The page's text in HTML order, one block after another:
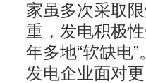
家虽多次采取
重，发电积极
年多地“软缺电
发电企业面对